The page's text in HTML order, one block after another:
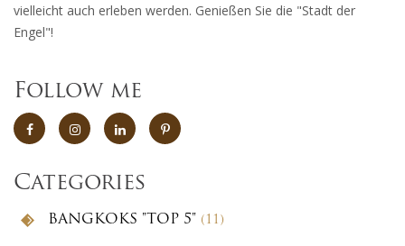
vielleicht auch erleben werden. Genießen Sie die "Stadt der
Engel"!
Follow me
Categories
BANGKOKS "TOP 5" (11)